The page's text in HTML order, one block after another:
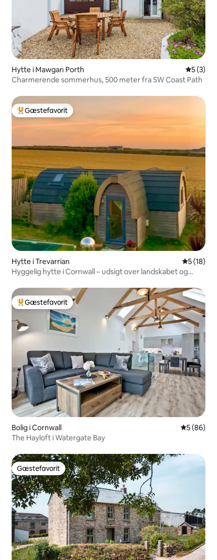
Hytte i Mawgan Porth 5 ud af 5
5 (3)
Charmerende sommerhus, 500 meter fra SW Coast Path
Bedste gæstefavorit
Gæstefavorit
Hytte i Trevarrian 5 ud af 5 i
5 (18)
Hyggelig hytte i Cornwall – udsigt over landskabet og
Bedste gæstefavorit
Gæstefavorit
Bolig i Cornwall 5 ud af 5 i
5 (86)
The Hayloft i Watergate Bay
Gæstefavorit
Gæstefavorit